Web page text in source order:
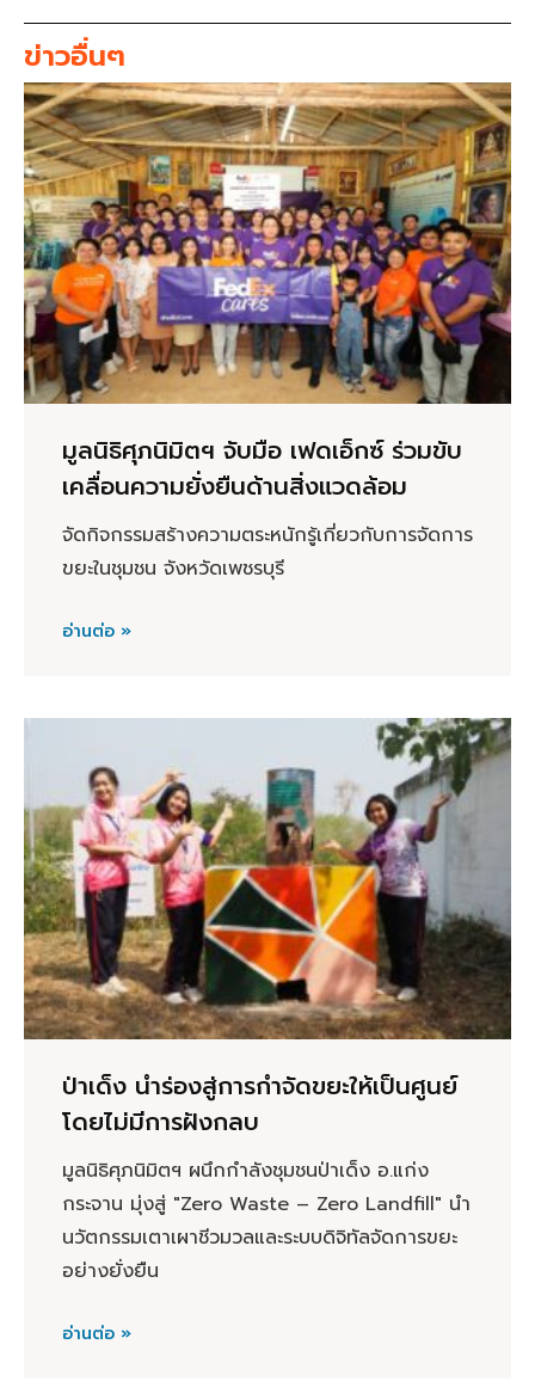
ข่าวอื่นๆ
มูลนิธิศุภนิมิตฯ จับมือ เฟดเอ็กซ์ ร่วมขับ
เคลื่อนความยั่งยืนด้านสิ่งแวดล้อม
จัดกิจกรรมสร้างความตระหนักรู้เกี่ยวกับการจัดการ
ขยะในชุมชน จังหวัดเพชรบุรี
อ่านต่อ »
ป่าเด็ง นำร่องสู่การกำจัดขยะให้เป็นศูนย์
โดยไม่มีการฝังกลบ
มูลนิธิศุภนิมิตฯ ผนึกกำลังชุมชนป่าเด็ง อ.แก่ง
กระจาน มุ่งสู่ "Zero Waste – Zero Landfill" นำ
นวัตกรรมเตาเผาชีวมวลและระบบดิจิทัลจัดการขยะ
อย่างยั่งยืน
อ่านต่อ »